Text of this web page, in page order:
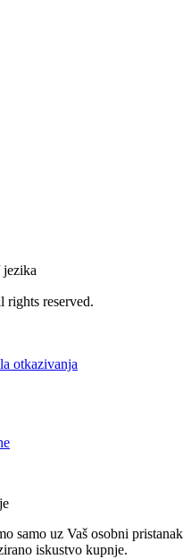
jezika
rights reserved.
otkazivanja
samo uz Vaš osobni pristanak
iskustvo kupnje.